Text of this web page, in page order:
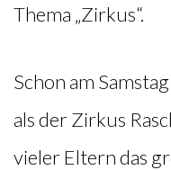
Thema „Zirkus“.
Schon am
als der Zirkus
vieler Eltern das